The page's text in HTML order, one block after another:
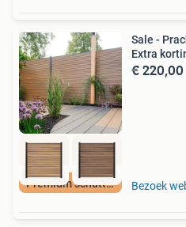
Premium schutting
Sale -
Extra
€ 220,00
Bezoek